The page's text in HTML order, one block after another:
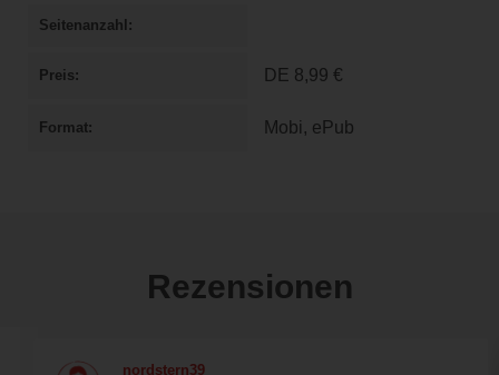
Seitenanzahl
Preis DE 8,99 €
Format Mobi, ePub
Rezensionen
nordstern39